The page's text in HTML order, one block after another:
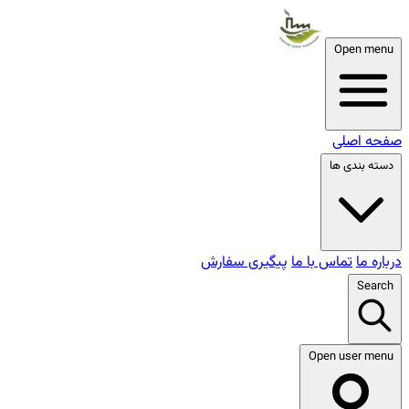
Open menu
صفحه اصلی
دسته بندی ها
درباره ماتماس با ما پیگیری سفارش
Search
Open user menu